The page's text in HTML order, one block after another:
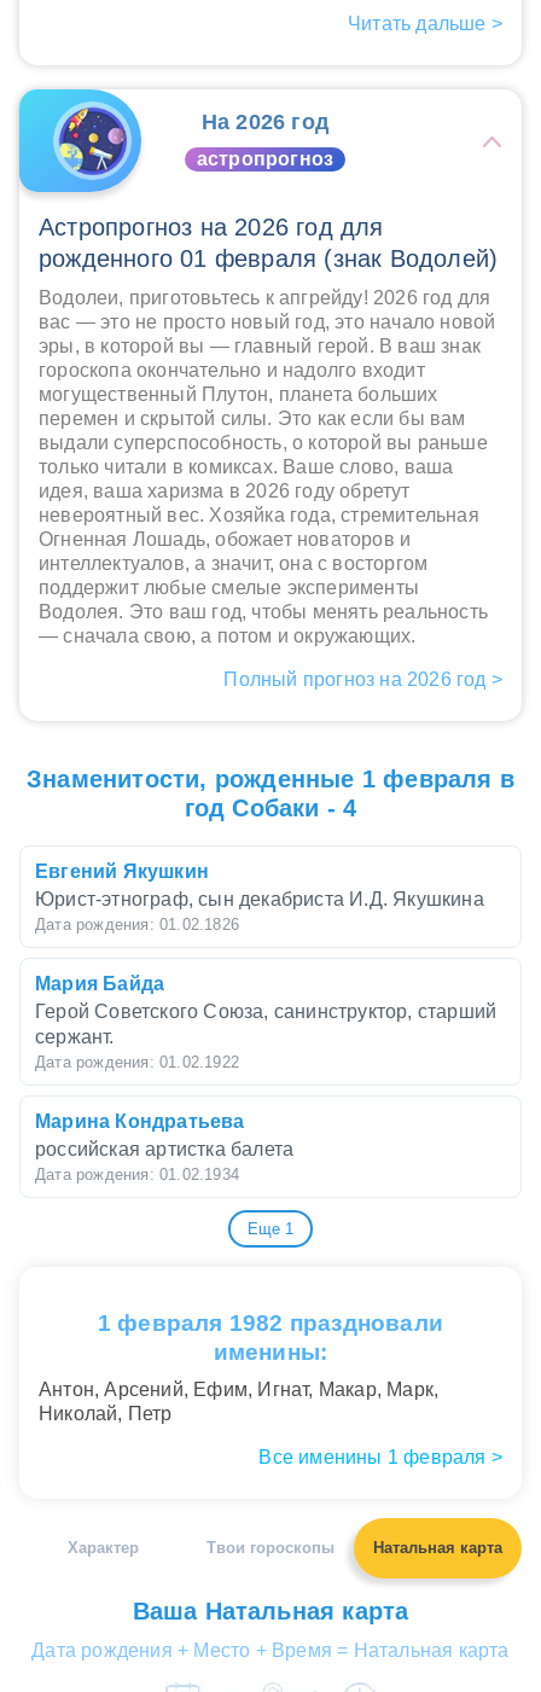
Читать дальше >
На 2026 год
астропрогноз
Астропрогноз на 2026 год для
рожденного 01 февраля (знак Водолей)
Водолеи, приготовьтесь к апгрейду! 2026 год для
вас — это не просто новый год, это начало новой
эры, в которой вы — главный герой. В ваш знак
гороскопа окончательно и надолго входит
могущественный Плутон, планета больших
перемен и скрытой силы. Это как если бы вам
выдали суперспособность, о которой вы раньше
только читали в комиксах. Ваше слово, ваша
идея, ваша харизма в 2026 году обретут
невероятный вес. Хозяйка года, стремительная
Огненная Лошадь, обожает новаторов и
интеллектуалов, а значит, она с восторгом
поддержит любые смелые эксперименты
Водолея. Это ваш год, чтобы менять реальность
— сначала свою, а потом и окружающих.
Полный прогноз на 2026 год >
Знаменитости, рожденные 1 февраля в
год Собаки - 4
Евгений Якушкин
Юрист-этнограф, сын декабриста И.Д. Якушкина
Дата рождения: 01.02.1826
Мария Байда
Герой Советского Союза, санинструктор, старший
сержант.
Дата рождения: 01.02.1922
Марина Кондратьева
российская артистка балета
Дата рождения: 01.02.1934
Анна-Лена Фридсам
Еще 1
1 февраля 1982 праздновали
именины:
Антон, Арсений, Ефим, Игнат, Макар, Марк,
Николай, Петр
Все именины 1 февраля >
Характер Твои гороскопы Натальная карта
Ваша Натальная карта
Дата рождения + Место + Время = Натальная карта